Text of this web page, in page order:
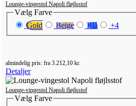
Lounge-vingestol Napoli fløjlsstof
Vælg Farve
Gold
Beige Blå +4
almindelig pris: fra 3.212,10 kr.
Detaljer
Lounge-vingestol Napoli fløjlsstof
Vælg Farve